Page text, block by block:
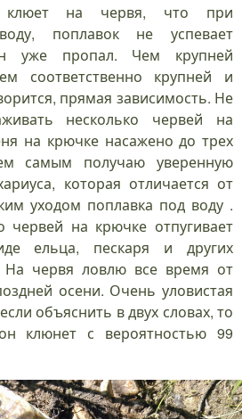
клюет на червя, что при
поплавок не успевает
уже пропал. Чем крупней
соответственно крупней и
прямая зависимость. Не
несколько червей на
на крючке насажено до трех
самым получаю уверенную
которая отличается от
уходом поплавка под воду .
червей на крючке отпугивает
ельца, пескаря и других
На червя ловлю все время от
осени. Очень уловистая
объяснить в двух словах, то
клюнет с вероятностью 99